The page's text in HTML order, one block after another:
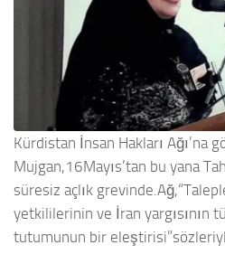
Kürdistan İnsan Hakları Ağı’na
Mujgan,16Mayıs’tan bu yana
süresiz açlık
yetkililerinin ve İran yargısının
tutumunun bir